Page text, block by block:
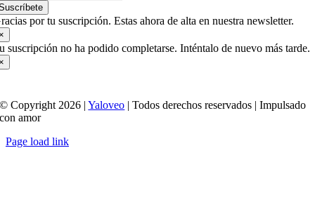
por tu suscripción. Estas ahora de alta en nuestra newsletter.
suscripción no ha podido completarse. Inténtalo de nuevo más tarde.
© Copyright 2026 |Yaloveo | Todos derechos reservados | Impulsado
con amor
Page load link